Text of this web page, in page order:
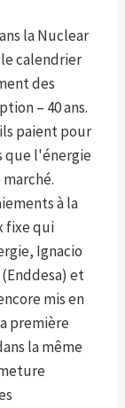
la Nuclear
calendrier
des
– 40 ans.
paient pour
que l'énergie
à la
fixe qui
Ignacio
et
mis en
première
la même